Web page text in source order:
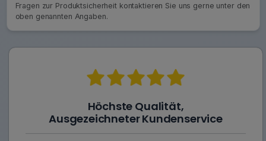
Fragen zur Produktsicherheit kontaktieren Sie uns gerne unter den
oben genannten Angaben.
Höchste Qualität,
Ausgezeichneter Kundenservice